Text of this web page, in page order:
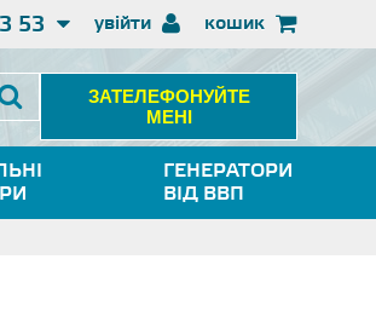
увійти
53 кошик
ЗАТЕЛЕФОНУЙТЕ
МЕНІ
ГЕНЕРАТОРИ
ВІД ВВП